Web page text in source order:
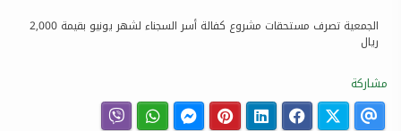
الجمعية تصرف مستحقات مشروع كفالة أسر السجناء لشهر يونيو بقيمة 2,000
ريال
مشاركة